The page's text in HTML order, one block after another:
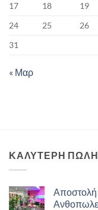
17
18 19
24
25 26
31
« Μαρ
ΚΑΛΥΤΕΡΗ
Αποστολή